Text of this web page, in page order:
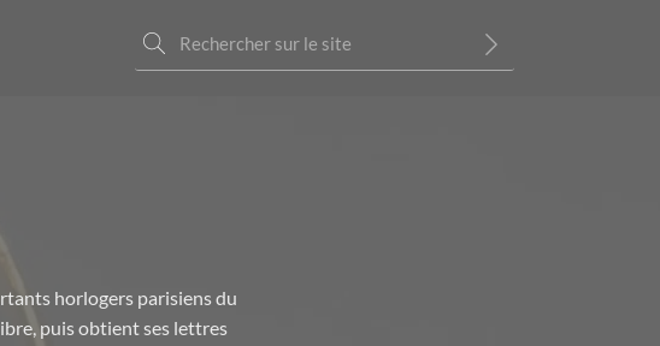
horlogers parisiens du
puis obtient ses lettres